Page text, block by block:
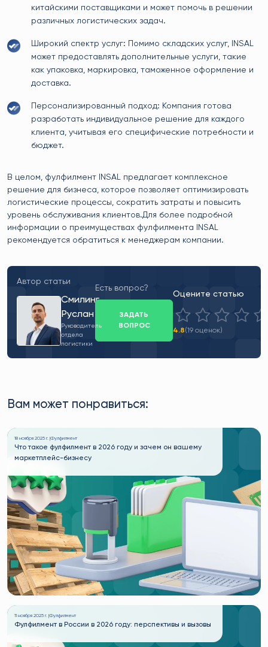
китайскими поставщиками и может помочь в решении
различных логистических задач.
Широкий спектр услуг: Помимо складских услуг, INSAL
может предоставлять дополнительные услуги, такие
как упаковка, маркировка, таможенное оформление и
доставка.
Персонализированный подход: Компания готова
разработать индивидуальное решение для каждого
клиента, учитывая его специфические потребности и
бюджет.
В целом, фулфилмент INSAL предлагает комплексное
решение для бизнеса, которое позволяет оптимизировать
логистические процессы, сократить затраты и повысить
уровень обслуживания клиентов.Для более подробной
информации о преимуществах фулфилмента INSAL
рекомендуется обратиться к менеджерам компании.
Автор статьи
Смилинг
Руслан
Руководитель
отдела
логистики
Есть вопрос?
ЗАДАТЬ
ВОПРОС
Оцените статью
4.8(19 оценок)
Вам может понравиться:
18 ноября 2025 г. | Фулфилмент
Что такое фулфилмент в 2026 году и зачем он вашему
маркетплейс-бизнесу
11 ноября 2025 г. | Фулфилмент
Фулфилмент в России в 2026 году: перспективы и вызовы